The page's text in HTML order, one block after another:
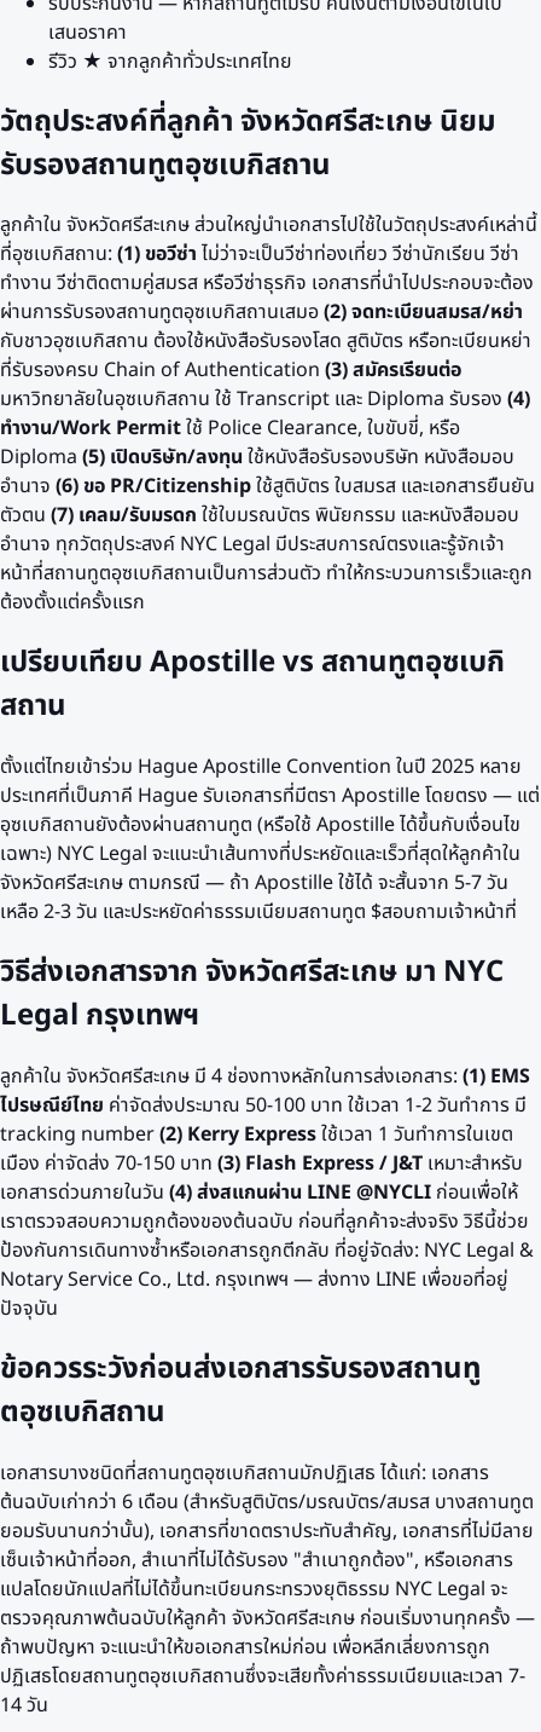
เสนอราคา
รีวิว ★ จากลูกค้าทั่วประเทศไทย
วัตถุประสงค์ที่ลูกค้า จังหวัดศรีสะเกษนิยม
รับรองสถานทูตอุซเบกิสถาน
ลูกค้าใน จังหวัดศรีสะเกษส่วนใหญ่นำเอกสารไปใช้ในวัตถุประสงค์เหล่านี้
ที่อุซเบกิสถาน: (1) ขอวีซ่า ไม่ว่าจะเป็นวีซ่าท่องเที่ยว วีซ่านักเรียน วีซ่า
ทำงาน วีซ่าติดตามคู่สมรส หรือวีซ่าธุรกิจ เอกสารที่นำไปประกอบจะต้อง
ผ่านการรับรองสถานทูตอุซเบกิสถานเสมอ(2) จดทะเบียนสมรส/หย่า
กับชาวอุซเบกิสถาน ต้องใช้หนังสือรับรองโสด สูติบัตร หรือทะเบียนหย่า
ที่รับรองครบ Chain of Authentication (3) สมัครเรียนต่อ
มหาวิทยาลัยในอุซเบกิสถาน ใช้ Transcript และ Diploma รับรอง (4)
ทำงาน/Work Permitใช้ Police Clearance, ใบขับขี่, หรือ
Diploma (5) เปิดบริษัท/ลงทุน ใช้หนังสือรับรองบริษัท หนังสือมอบ
อำนาจ (6) ขอ PR/Citizenshipใช้สูติบัตร ใบสมรส และเอกสารยืนยัน
ตัวตน (7) เคลม/รับมรดก ใช้ใบมรณบัตร พินัยกรรม และหนังสือมอบ
อำนาจ ทุกวัตถุประสงค์ NYC Legal มีประสบการณ์ตรงและรู้จักเจ้า
หน้าที่สถานทูตอุซเบกิสถานเป็นการส่วนตัว ทำให้กระบวนการเร็วและถูก
ต้องตั้งแต่ครั้งแรก
เปรียบเทียบ Apostille vs สถานทูตอุซเบกิ
สถาน
ตั้งแต่ไทยเข้าร่วม Hague Apostille Convention ในปี 2025 หลาย
ประเทศที่เป็นภาคี Hague รับเอกสารที่มีตรา Apostille โดยตรง — แต่
อุซเบกิสถานยังต้องผ่านสถานทูต (หรือใช้ Apostille ได้ขึ้นกับเงื่อนไข
เฉพาะ) NYC Legal จะแนะนำเส้นทางที่ประหยัดและเร็วที่สุดให้ลูกค้าใน
จังหวัดศรีสะเกษ ตามกรณี — ถ้า Apostille ใช้ได้ จะสั้นจาก 5-7 วัน
เหลือ 2-3 วัน และประหยัดค่าธรรมเนียมสถานทูต $สอบถามเจ้าหน้าที่
วิธีส่งเอกสารจาก จังหวัดศรีสะเกษมา NYC
Legal กรุงเทพฯ
ลูกค้าใน จังหวัดศรีสะเกษ มี 4 ช่องทางหลักในการส่งเอกสาร: (1) EMS
ไปรษณีย์ไทย ค่าจัดส่งประมาณ 50-100 บาท ใช้เวลา 1-2 วันทำการ มี
tracking number(2) Kerry Expressใช้เวลา 1 วันทำการในเขต
เมือง ค่าจัดส่ง 70-150 บาท (3) Flash Express / J&T เหมาะสำหรับ
เอกสารด่วนภายในวัน (4) ส่งสแกนผ่าน LINE @NYCLI ก่อนเพื่อให้
เราตรวจสอบความถูกต้องของต้นฉบับ ก่อนที่ลูกค้าจะส่งจริง วิธีนี้ช่วย
ป้องกันการเดินทางซ้ำหรือเอกสารถูกตีกลับ ที่อยู่จัดส่ง: NYC Legal &
Notary Service Co., Ltd. กรุงเทพฯ — ส่งทาง LINE เพื่อขอที่อยู่
ปัจจุบัน
ข้อควรระวังก่อนส่งเอกสารรับรองสถานทู
ตอุซเบกิสถาน
เอกสารบางชนิดที่สถานทูตอุซเบกิสถานมักปฏิเสธ ได้แก่: เอกสาร
ต้นฉบับเก่ากว่า 6 เดือน (สำหรับสูติบัตร/มรณบัตร/สมรส บางสถานทูต
ยอมรับนานกว่านั้น), เอกสารที่ขาดตราประทับสำคัญ, เอกสารที่ไม่มีลาย
เซ็นเจ้าหน้าที่ออก, สำเนาที่ไม่ได้รับรอง "สำเนาถูกต้อง", หรือเอกสาร
แปลโดยนักแปลที่ไม่ได้ขึ้นทะเบียนกระทรวงยุติธรรม NYC Legal จะ
ตรวจคุณภาพต้นฉบับให้ลูกค้า จังหวัดศรีสะเกษ ก่อนเริ่มงานทุกครั้ง —
ถ้าพบปัญหา จะแนะนำให้ขอเอกสารใหม่ก่อน เพื่อหลีกเลี่ยงการถูก
ปฏิเสธโดยสถานทูตอุซเบกิสถานซึ่งจะเสียทั้งค่าธรรมเนียมและเวลา 7-
14 วัน